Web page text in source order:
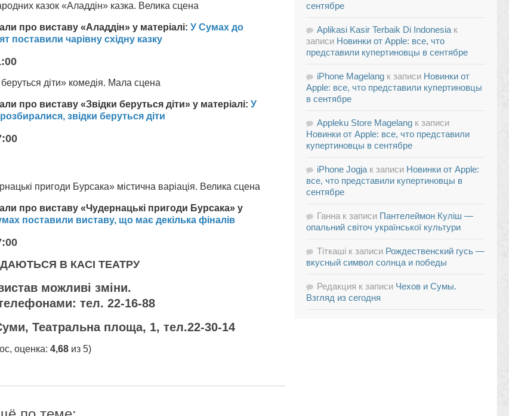
казок «Аладдін» казка. Велика сцена
про виставу «Аладдін» у матеріалі: У Сумах до
поставили чарівну східну казку
діти» комедія. Мала сцена
про виставу «Звідки беруться діти» у матеріалі: У
звідки беруться діти
пригоди Бурсака» містична варіація. Велика сцена
про виставу «Чудернацькі пригоди Бурсака» у
поставили виставу, що має декілька фіналів
В КАСІ ТЕАТРУ
можливі зміни.
тел. 22-16-88
Театральна площа, 1, тел.22-30-14
оценка: 4,68 из 5)
сентябре
Aplikasi Kasir Terbaik Di Indonesia к
записи Новинки от Apple: все, что
представили купертиновцы в сентябре
iPhone Magelang к записи Новинки от
Apple: все, что представили купертиновцы
в сентябре
Appleku Store Magelang к записи
Новинки от Apple: все, что представили
купертиновцы в сентябре
iPhone Jogja к записи Новинки от Apple:
все, что представили купертиновцы в
сентябре
Ганна к записи Пантелеймон Куліш —
опальний світоч української культури
Тіткаші к записи Рождественский гусь —
вкусный символ солнца и победы
Редакция к записи Чехов и Сумы.
Взгляд из сегодня